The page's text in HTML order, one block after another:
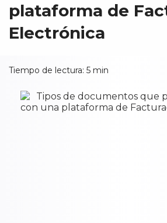
plataforma de
Electrónica
Tiempo de lectura: 5 min